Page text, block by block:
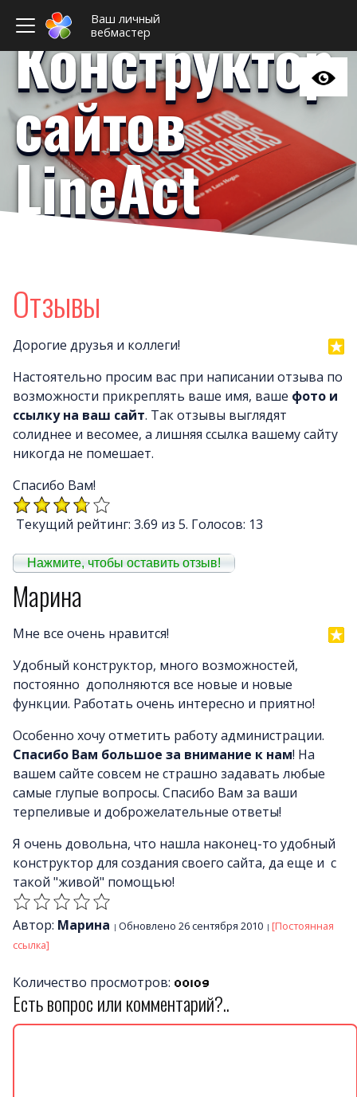
Ваш личный
вебмастер
Почему LineAct
О
Конструктор
сайтов
LineAct
Ваш личный вебмастер
Отзывы
Дорогие друзья и коллеги!
Настоятельно просим вас при написании отзыва по
возможности прикреплять ваше имя, ваше фото и
ссылку на ваш сайт. Так отзывы выглядят
солиднее и весомее, а лишняя ссылка вашему сайту
никогда не помешает.
Спасибо Вам!
Текущий рейтинг: 3.69 из 5. Голосов: 13
Нажмите, чтобы оставить отзыв!
Марина
Мне все очень нравится!
Удобный конструктор, много возможностей,
постоянно дополняются все новые и новые
функции. Работать очень интересно и приятно!
Особенно хочу отметить работу администрации.
Спасибо Вам большое за внимание к нам! На
вашем сайте совсем не страшно задавать любые
самые глупые вопросы. Спасибо Вам за ваши
терпеливые и доброжелательные ответы!
Я очень довольна, что нашла наконец-то удобный
конструктор для создания своего сайта, да еще и с
такой "живой" помощью!
Автор: Марина Обновлено 26 сентября 2010
[Постоянная
ссылка]
Количество просмотров:
Есть вопрос или комментарий?..